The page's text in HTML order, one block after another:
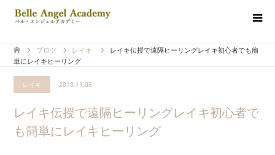
ブログ レイキ
レイキ伝授で遠隔ヒーリングレイキ初心者でも簡
単にレイキヒーリング
レイキ 2018.11.06
レイキ伝授で遠隔ヒーリングレイキ初心者で
も簡単にレイキヒーリング